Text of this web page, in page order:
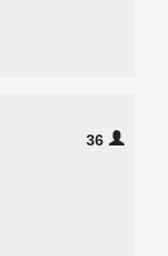
36